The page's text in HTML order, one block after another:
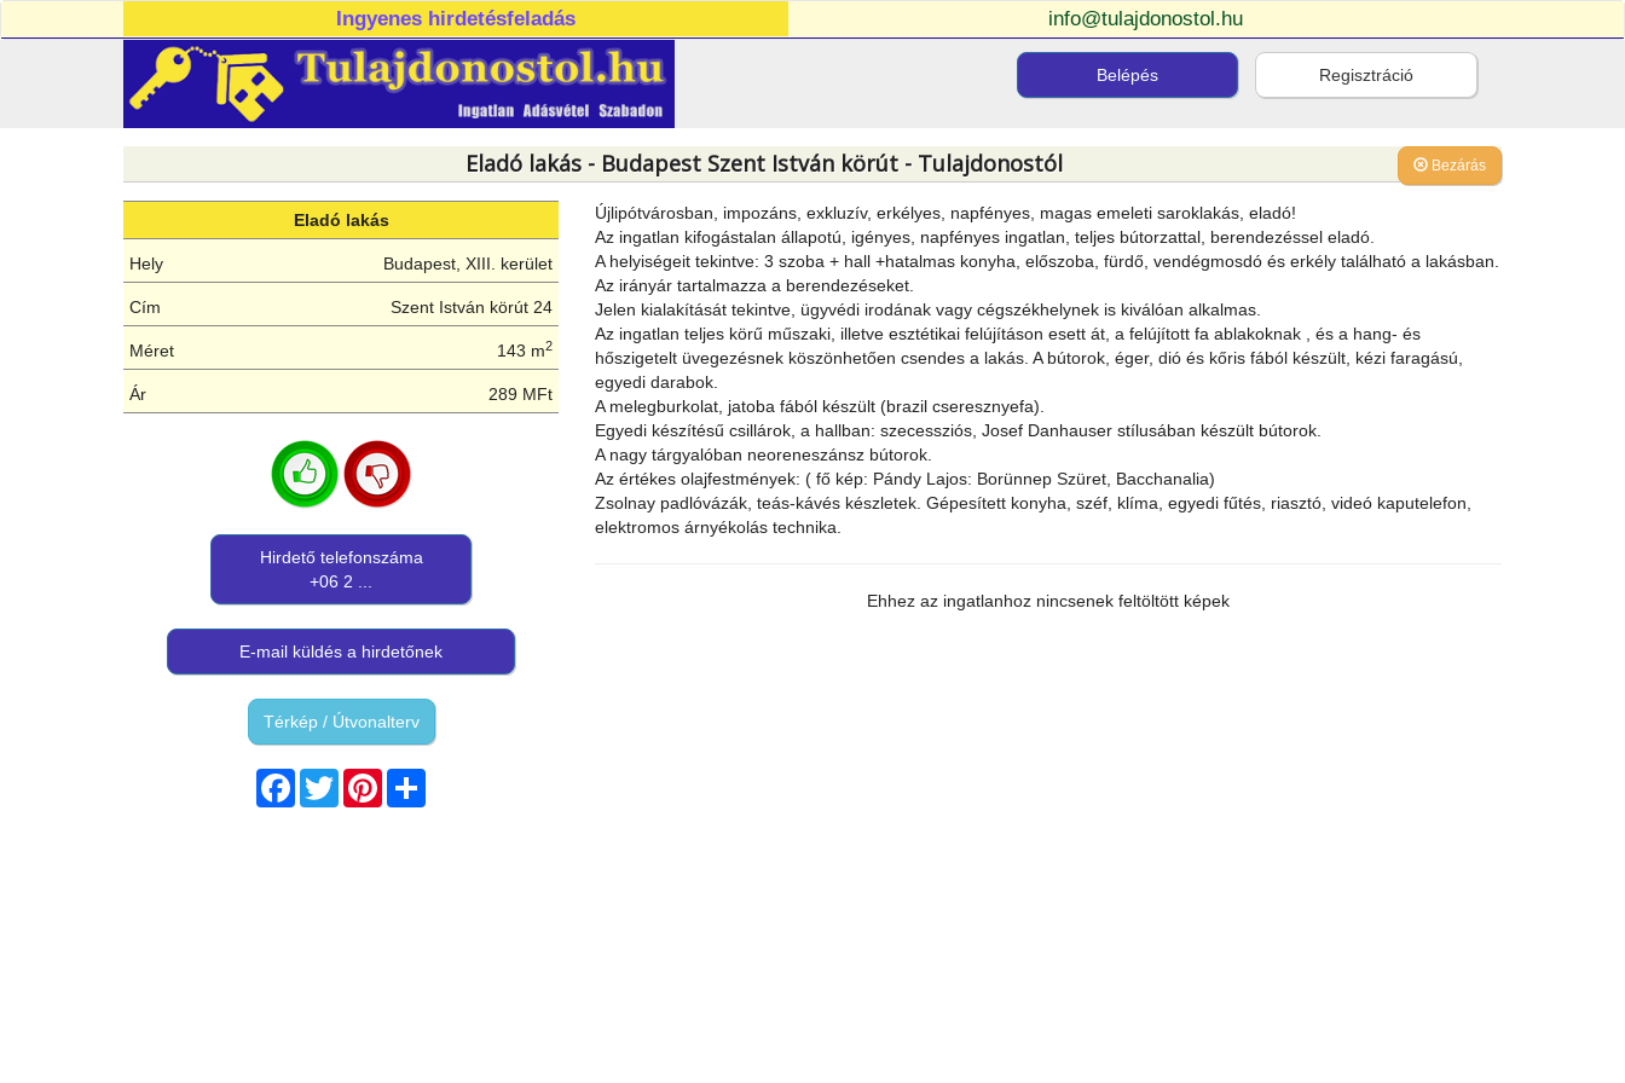
Ingyenes hirdetésfeladás info@tulajdonostol.hu
Belépés Regisztráció
Bezárás
Eladó lakás - Budapest Szent István körút - Tulajdonostól
Eladó lakás
Hely Budapest, XIII. kerület
Cím Szent István körút 24
Méret 143 m2
Ár 289 MFt
Hirdető telefonszáma
+06 2 ...
E-mail küldés a hirdetőnek
Térkép / Útvonalterv
Facebook
TwitterPinterest
Újlipótvárosban, impozáns, exkluzív, erkélyes, napfényes, magas emeleti saroklakás, eladó!
Az ingatlan kifogástalan állapotú, igényes, napfényes ingatlan, teljes bútorzattal, berendezéssel eladó.
A helyiségeit tekintve: 3 szoba + hall +hatalmas konyha, előszoba, fürdő, vendégmosdó és erkély található a lakásban.
Az irányár tartalmazza a berendezéseket.
Jelen kialakítását tekintve, ügyvédi irodának vagy cégszékhelynek is kiválóan alkalmas.
Az ingatlan teljes körű műszaki, illetve esztétikai felújításon esett át, a felújított fa ablakoknak , és a hang- és
hőszigetelt üvegezésnek köszönhetően csendes a lakás. A bútorok, éger, dió és kőris fából készült, kézi faragású,
egyedi darabok.
A melegburkolat, jatoba fából készült (brazil cseresznyefa).
Egyedi készítésű csillárok, a hallban: szecessziós, Josef Danhauser stílusában készült bútorok.
A nagy tárgyalóban neoreneszánsz bútorok.
Az értékes olajfestmények: ( fő kép: Pándy Lajos: Borünnep Szüret, Bacchanalia)
Zsolnay padlóvázák, teás-kávés készletek. Gépesített konyha, széf, klíma, egyedi fűtés, riasztó, videó kaputelefon,
elektromos árnyékolás technika.
Ehhez az ingatlanhoz nincsenek feltöltött képek